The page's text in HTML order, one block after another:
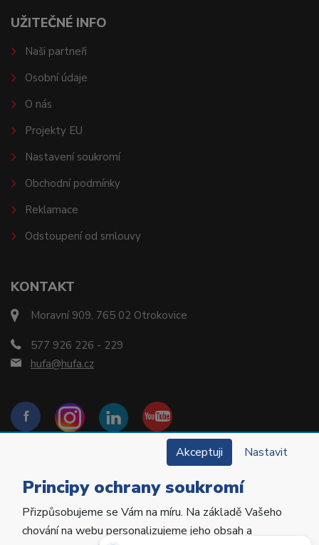
KONTAKT
Moravní 909, 765 02 Otrokovice
577 926 226 - 229
hufa@hufa.cz
UŽITEČNÉ INFO
Naši partneři
Osobní údaje
O nás
Projekty EU
Nastavení soukromí
Obchodní podmínky
Reklamace
Odstoupení od smlouvy
Copyright © 2022 Hu-Fa Dental a.s. Všechna práva
vyhrazena.
Akceptuji Nastavit
Principy ochrany soukromí
Přizpůsobujeme se Vám na míru. Na základě Vašeho
chování na webu personalizujeme jeho obsah a
Potřebujete poradit?Zeptejte se našeho